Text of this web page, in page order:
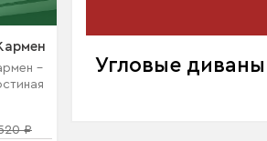
–
₽
Угловые диваны